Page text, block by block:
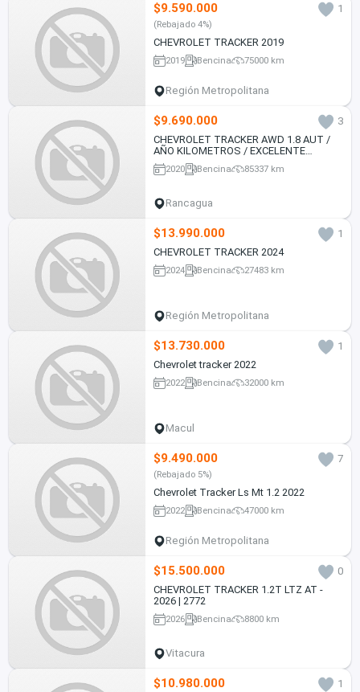
$9.590.000 1
(Rebajado 4%)
CHEVROLET TRACKER 2019
2019 Bencina 75000 km
Región Metropolitana
$9.690.000
3
CHEVROLET TRACKER AWD 1.8 AUT /
AÑO KILOMETROS / EXCELENTE
ESTADO
2020 Bencina 85337 km
Rancagua
$13.990.000
1
CHEVROLET TRACKER 2024
2024 Bencina 27483 km
Región Metropolitana
$13.730.000
1
Chevrolet tracker 2022
2022 Bencina 32000 km
Macul
$9.490.000 7
(Rebajado 5%)
Chevrolet Tracker Ls Mt 1.2 2022
2022 Bencina 47000 km
Región Metropolitana
$15.500.000
0
CHEVROLET TRACKER 1.2T LTZ AT -
2026 | 2772
2026 Bencina 8800 km
Vitacura
$10.980.000
1